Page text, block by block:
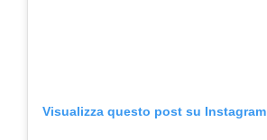
Visualizza questo post su Instagram